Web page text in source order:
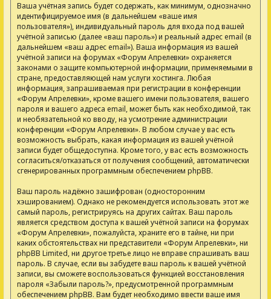
Ваша учётная запись будет содержать, как минимум, однозначно
идентифицируемое имя (в дальнейшем «ваше имя
пользователя»), индивидуальный пароль для входа под вашей
учётной записью (далее «ваш пароль») и реальный адрес email (в
дальнейшем «ваш адрес email»). Ваша информация из вашей
учётной записи на форумах «Форум Апрелевки» охраняется
законами о защите компьютерной информации, применяемыми в
стране, предоставляющей нам услуги хостинга. Любая
информация, запрашиваемая при регистрации в конференции
«Форум Апрелевки», кроме вашего имени пользователя, вашего
пароля и вашего адреса email, может быть как необходимой, так
и необязательной ко вводу, на усмотрение администрации
конференции «Форум Апрелевки». В любом случае у вас есть
возможность выбрать, какая информация из вашей учётной
записи будет общедоступна. Кроме того, у вас есть возможность
согласиться/отказаться от получения сообщений, автоматически
сгенерированных программным обеспечением phpBB.
Ваш пароль надёжно зашифрован (односторонним
хэшированием). Однако не рекомендуется использовать этот же
самый пароль, регистрируясь на других сайтах. Ваш пароль
является средством доступа к вашей учётной записи на форумах
«Форум Апрелевки», пожалуйста, храните его в тайне, ни при
каких обстоятельствах ни представители «Форум Апрелевки», ни
phpBB Limited, ни другое третье лицо не вправе спрашивать ваш
пароль. В случае, если вы забудете ваш пароль к вашей учётной
записи, вы сможете воспользоваться функцией восстановления
пароля «Забыли пароль?», предусмотренной программным
обеспечением phpBB. Вам будет необходимо ввести ваше имя